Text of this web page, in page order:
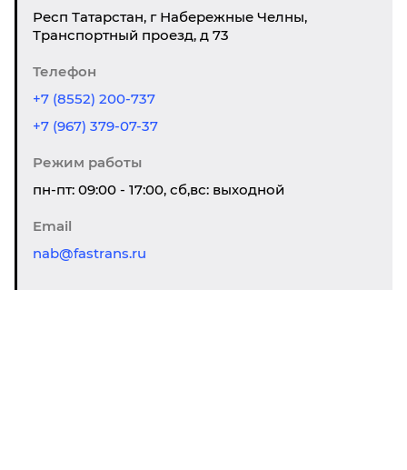
Респ Татарстан, г Набережные Челны,
Транспортный проезд, д 73
Телефон
+7 (8552) 200-737
+7 (967) 379-07-37
Режим работы
пн-пт: 09:00 - 17:00, сб,вс: выходной
Email
nab@fastrans.ru